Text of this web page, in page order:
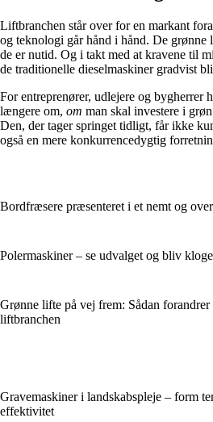
Liftbranchen står over for en markant
og teknologi går hånd i hånd. De
de er nutid. Og i takt med at kravene til
de traditionelle dieselmaskiner gradvist
For entreprenører, udlejere og bygherrer
længere om, om man skal investere i
Den, der tager springet tidligt, får ikke
også en mere konkurrencedygtig
Bordfræsere præsenteret i et nemt og
Polermaskiner – se udvalget og bliv
Grønne lifte på vej frem: Sådan
liftbranchen
Gravemaskiner i landskabspleje – form
effektivitet